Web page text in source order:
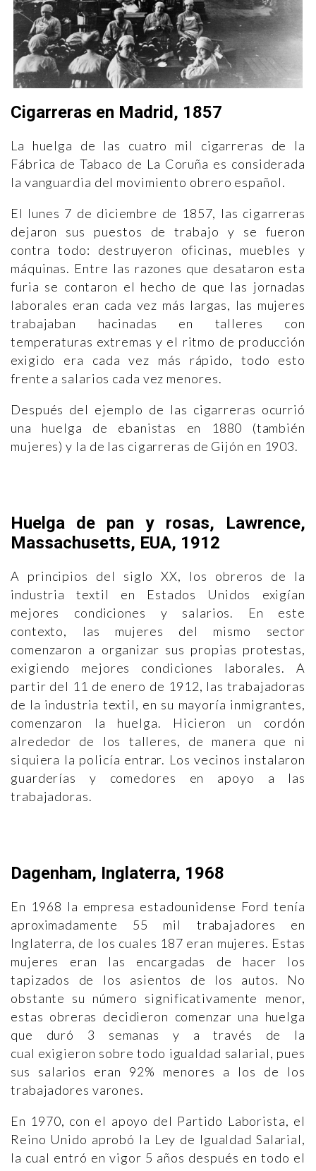
Cigarreras en Madrid, 1857
La huelga de las cuatro mil cigarreras de la
Fábrica de Tabaco de La Coruña es considerada
la vanguardia del movimiento obrero español.
El lunes 7 de diciembre de 1857, las cigarreras
dejaron sus puestos de trabajo y se fueron
contra todo: destruyeron oficinas, muebles y
máquinas. Entre las razones que desataron esta
furia se contaron el hecho de que las jornadas
laborales eran cada vez más largas, las mujeres
trabajaban hacinadas en talleres con
temperaturas extremas y el ritmo de producción
exigido era cada vez más rápido, todo esto
frente a salarios cada vez menores.
Después del ejemplo de las cigarreras ocurrió
una huelga de ebanistas en 1880 (también
mujeres) y la de las cigarreras de Gijón en 1903.
Huelga de pan y rosas, Lawrence,
Massachusetts, EUA, 1912
A principios del siglo XX, los obreros de la
industria textil en Estados Unidos exigían
mejores condiciones y salarios. En este
contexto, las mujeres del mismo sector
comenzaron a organizar sus propias protestas,
exigiendo mejores condiciones laborales. A
partir del 11 de enero de 1912, las trabajadoras
de la industria textil, en su mayoría inmigrantes,
comenzaron la huelga. Hicieron un cordón
alrededor de los talleres, de manera que ni
siquiera la policía entrar. Los vecinos instalaron
guarderías y comedores en apoyo a las
trabajadoras.
Dagenham, Inglaterra, 1968
En 1968 la empresa estadounidense Ford tenía
aproximadamente 55 mil trabajadores en
Inglaterra, de los cuales 187 eran mujeres. Estas
mujeres eran las encargadas de hacer los
tapizados de los asientos de los autos. No
obstante su número significativamente menor,
estas obreras decidieron comenzar una huelga
que duró 3 semanas y a través de la
cual exigieron sobre todo igualdad salarial, pues
sus salarios eran 92% menores a los de los
trabajadores varones.
En 1970, con el apoyo del Partido Laborista, el
Reino Unido aprobó la Ley de Igualdad Salarial,
la cual entró en vigor 5 años después en todo el